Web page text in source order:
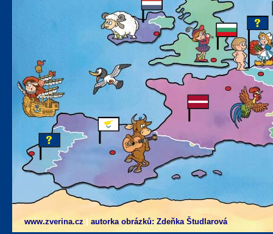
www.zverina.cz autorka obrázků: Zdeňka Študlarová